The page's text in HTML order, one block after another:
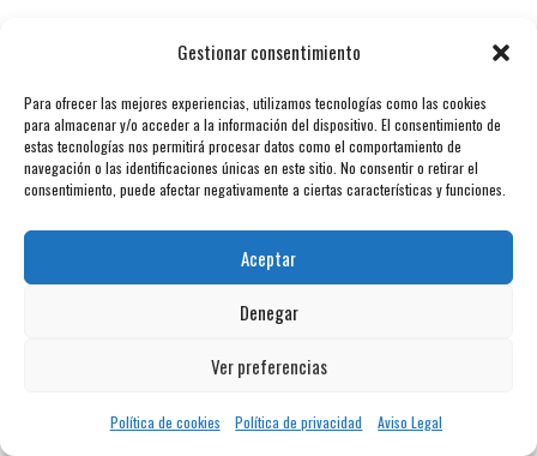
Gestionar consentimiento
Para ofrecer las mejores experiencias, utilizamos tecnologías como las cookies
para almacenar y/o acceder a la información del dispositivo. El consentimiento de
estas tecnologías nos permitirá procesar datos como el comportamiento de
navegación o las identificaciones únicas en este sitio. No consentir o retirar el
consentimiento, puede afectar negativamente a ciertas características y funciones.
Aceptar
Denegar
Ver preferencias
Política de cookies Política de privacidad Aviso Legal